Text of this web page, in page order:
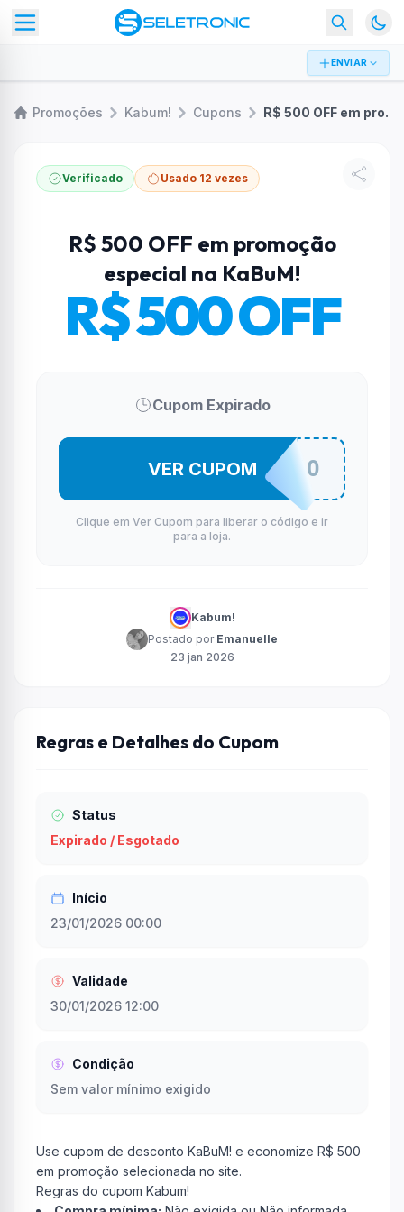
ENVIAR
Promoções Kabum! Cupons R$ 500 OFF em promoção especial na KaBuM!
Verificado Usado 12 vezes
R$ 500 OFF em promoção
especial na KaBuM!
R$ 500 OFF
Cupom Expirado
500DOMARIO
VER CUPOM
Clique em Ver Cupom para liberar o código e ir
para a loja.
Kabum!
Postado por Emanuelle
23 jan 2026
Regras e Detalhes do Cupom
Status
Expirado / Esgotado
Início
23/01/2026 00:00
Validade
30/01/2026 12:00
Condição
Sem valor mínimo exigido
Use cupom de desconto KaBuM! e economize R$ 500
em promoção selecionada no site.
Regras do cupom Kabum!